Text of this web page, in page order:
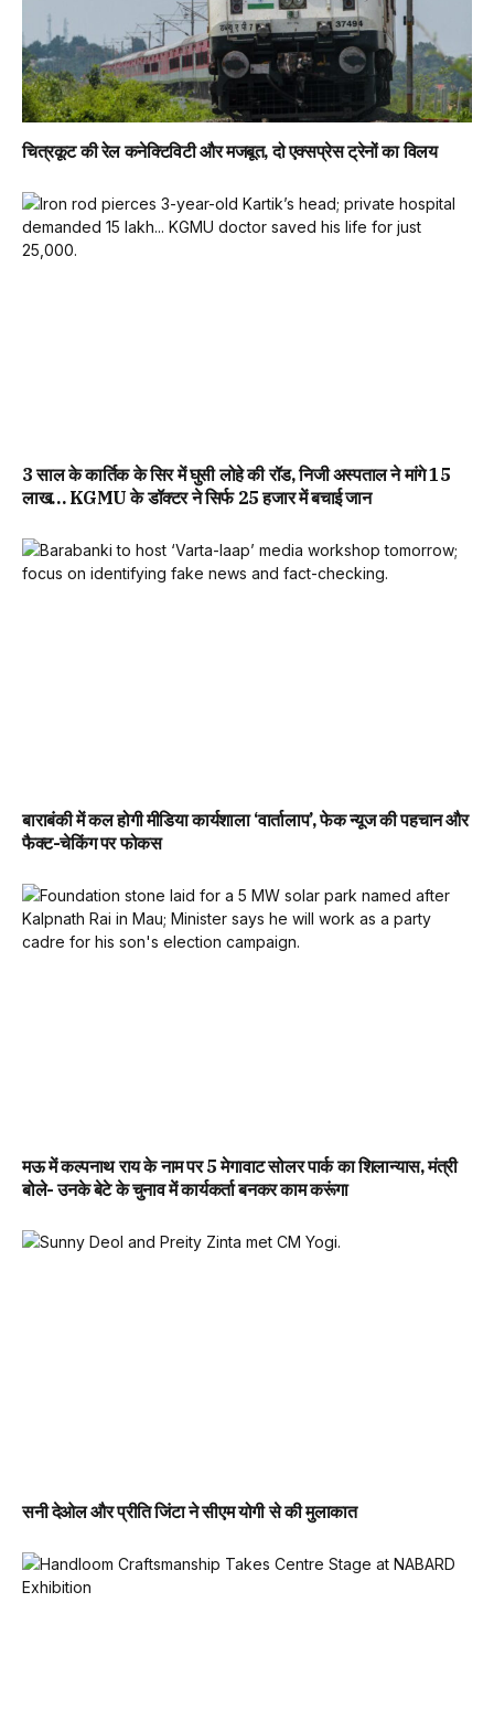
चित्रकूट की रेल कनेक्टिविटी और मजबूत, दो एक्सप्रेस ट्रेनों का विलय
3 साल के कार्तिक के सिर में घुसी लोहे की रॉड, निजी अस्पताल ने मांगे 15
लाख… KGMU के डॉक्टर ने सिर्फ 25 हजार में बचाई जान
बाराबंकी में कल होगी मीडिया कार्यशाला ‘वार्तालाप’, फेक न्यूज की पहचान और
फैक्ट-चेकिंग पर फोकस
मऊ में कल्पनाथ राय के नाम पर 5 मेगावाट सोलर पार्क का शिलान्यास, मंत्री
बोले- उनके बेटे के चुनाव में कार्यकर्ता बनकर काम करूंगा
सनी देओल और प्रीति जिंटा ने सीएम योगी से की मुलाकात